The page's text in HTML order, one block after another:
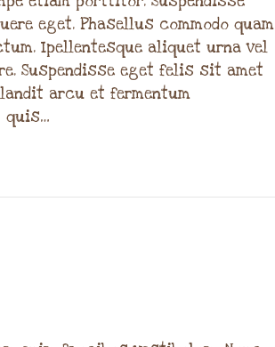
eget. Phasellus commodo quam
Ipellentesque aliquet urna vel
Suspendisse eget felis sit amet
arcu et fermentum
quis…